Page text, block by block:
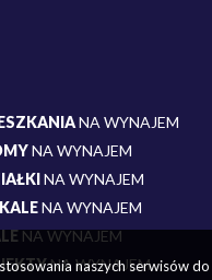
NA WYNAJEM
NA WYNAJEM
NA WYNAJEM
NA WYNAJEM
NA WYNAJEM
NA WYNAJEM
naszych serwisów